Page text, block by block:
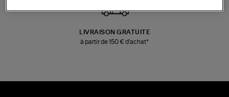
LIVRAISON GRATUITE
à partir de 150 € d'achat*